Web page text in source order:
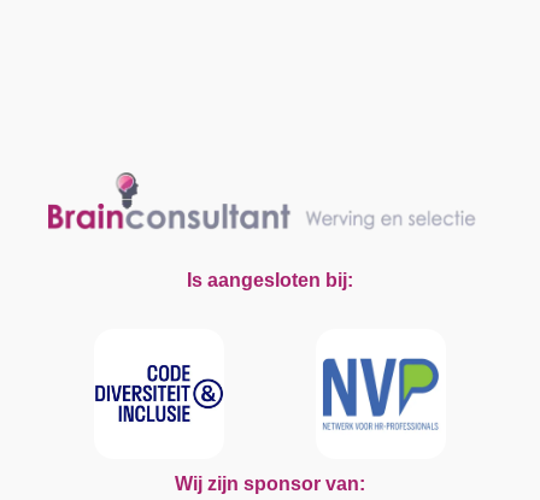
Is aangesloten bij:
Wij zijn sponsor van: